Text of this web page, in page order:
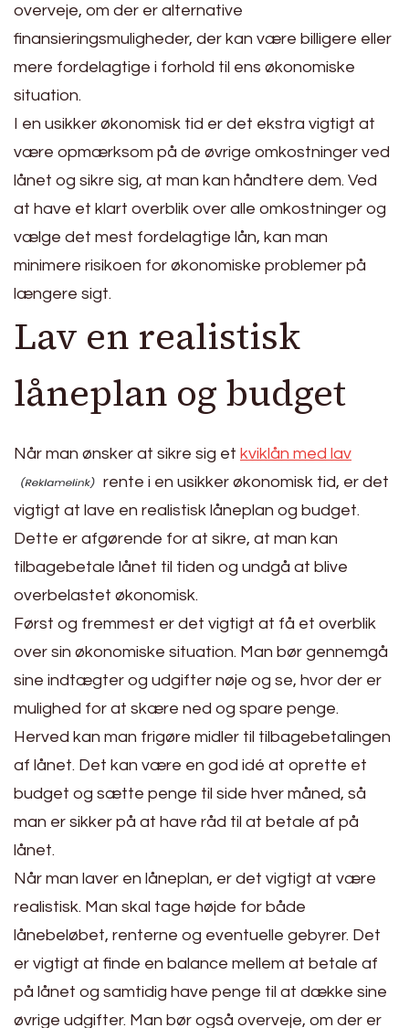
overveje, om der er alternative
finansieringsmuligheder, der kan være billigere eller
mere fordelagtige i forhold til ens økonomiske
situation.
I en usikker økonomisk tid er det ekstra vigtigt at
være opmærksom på de øvrige omkostninger ved
lånet og sikre sig, at man kan håndtere dem. Ved
at have et klart overblik over alle omkostninger og
vælge det mest fordelagtige lån, kan man
minimere risikoen for økonomiske problemer på
længere sigt.
Lav en realistisk
låneplan og budget
Når man ønsker at sikre sig et kviklån med lav
rente i en usikker økonomisk tid, er det
vigtigt at lave en realistisk låneplan og budget.
Dette er afgørende for at sikre, at man kan
tilbagebetale lånet til tiden og undgå at blive
overbelastet økonomisk.
Først og fremmest er det vigtigt at få et overblik
over sin økonomiske situation. Man bør gennemgå
sine indtægter og udgifter nøje og se, hvor der er
mulighed for at skære ned og spare penge.
Herved kan man frigøre midler til tilbagebetalingen
af lånet. Det kan være en god idé at oprette et
budget og sætte penge til side hver måned, så
man er sikker på at have råd til at betale af på
lånet.
Når man laver en låneplan, er det vigtigt at være
realistisk. Man skal tage højde for både
lånebeløbet, renterne og eventuelle gebyrer. Det
er vigtigt at finde en balance mellem at betale af
på lånet og samtidig have penge til at dække sine
øvrige udgifter. Man bør også overveje, om der er